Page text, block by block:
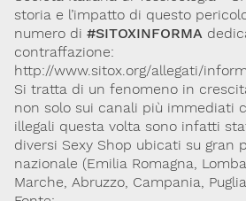
storia e l’impatto di questo
numero di #SITOXINFORMA
contraffazione:
http://www.sitox.org/allegati/
Si tratta di un fenomeno in
non solo sui canali più immediati
illegali questa volta sono infatti
diversi Sexy Shop ubicati su gran
nazionale (Emilia Romagna,
Marche, Abruzzo, Campania,
Link utili
La Società
Documenti
Lavoro e Studio Blog
Cookie Policy Privacy Policy